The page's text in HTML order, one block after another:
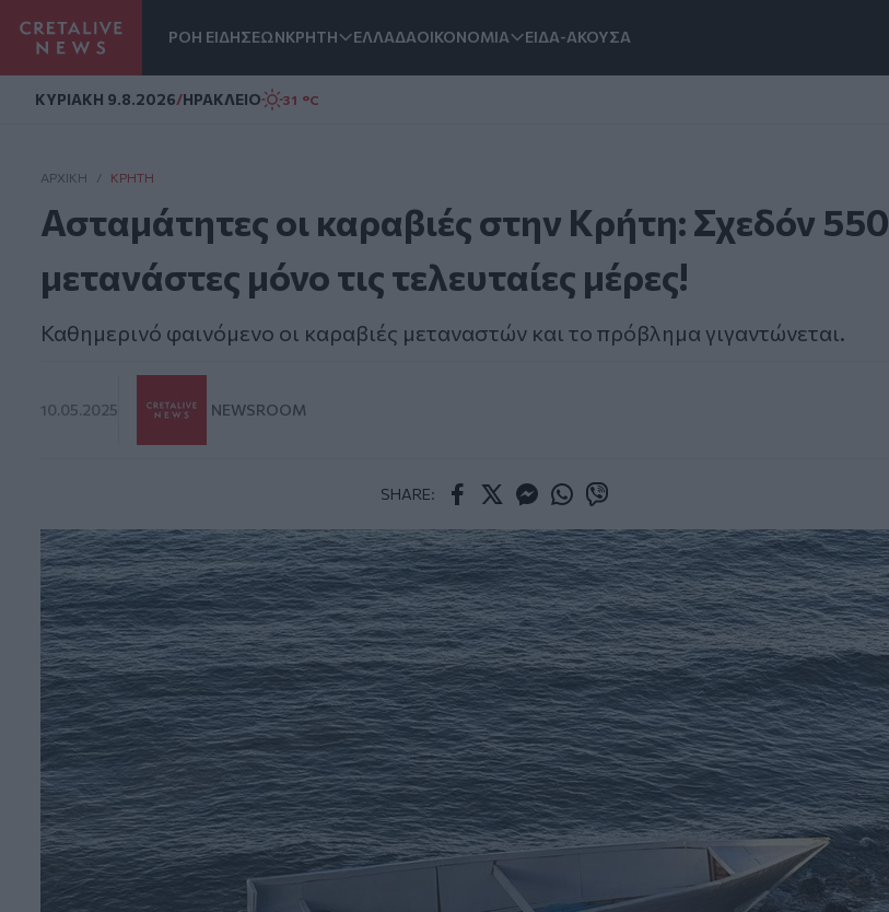
ΡΟΗ ΕΙΔΗΣΕΩΝΚΡΗΤΗ ΕΛΛΑΔΑΟΙΚΟΝΟΜΙΑ ΕΙΔΑ-ΑΚΟΥΣΑ
ΚΥΡΙΑΚΗ 9.8.2026/ΗΡΑΚΛΕΙΟ 31 °C
ΑΡΧΙΚΗ / ΚΡΉΤΗ
Ασταμάτητες οι καραβιές στην Κρήτη: Σχεδόν 550
μετανάστες μόνο τις τελευταίες μέρες!
Καθημερινό φαινόμενο οι καραβιές μεταναστών και το πρόβλημα γιγαντώνεται.
10.05.2025 NEWSROOM
SHARE: